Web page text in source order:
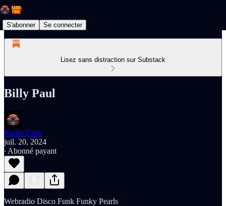
S'abonner Se connecter
Lisez sans distraction sur Substack
Billy Paul
Radio Funk
juil. 20, 2024
∙ Abonné payant
Webradio Disco Funk Funky Pearls